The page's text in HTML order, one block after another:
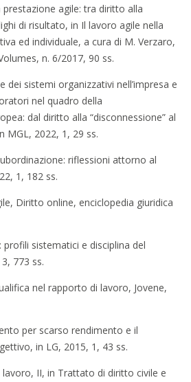
agile: tra diritto alla
di risultato, in Il lavoro agile nella
ed individuale, a cura di M. Verzaro,
n. 6/2017, 90 ss.
dei sistemi organizzativi nell’impresa e
nel quadro della
dal diritto alla “disconnessione” al
MGL, 2022, 1, 29 ss.
riflessioni attorno al
1, 182 ss.
Diritto online, enciclopedia giuridica
profili sistematici e disciplina del
773 ss.
nel rapporto di lavoro, Jovene,
per scarso rendimento e il
in LG, 2015, 1, 43 ss.
II, in Trattato di diritto civile e